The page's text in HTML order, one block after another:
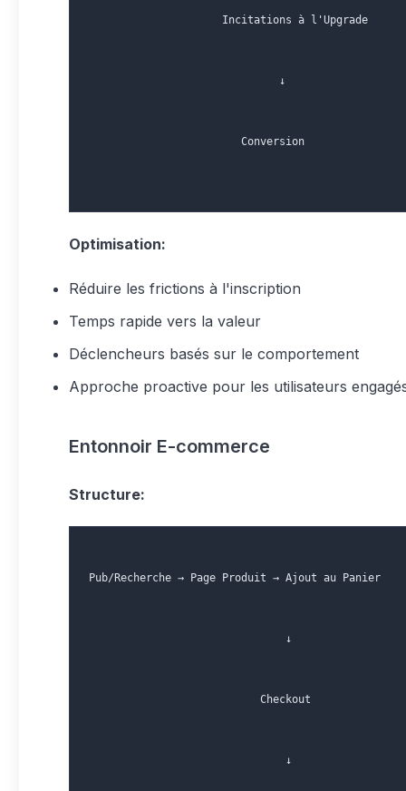
                     Incitations à l'Upgrade
                              ↓
                        Conversion
Optimisation:
Réduire les frictions à l'inscription
Temps rapide vers la valeur
Déclencheurs basés sur le comportement
Approche proactive pour les utilisateurs
Entonnoir E-commerce
Structure:
Pub/Recherche → Page Produit → Ajout au Panier
                               ↓
                           Checkout
                               ↓